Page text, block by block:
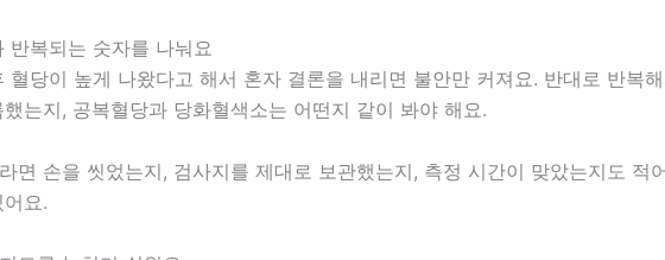
반복되는 숫자를 나눠요
혈당이 높게 나왔다고 해서 혼자 결론을 내리면 불안만 커져요. 반대로 반복
는지, 공복혈당과 당화혈색소는 어떤지 같이 봐야 해요.
면 손을 씻었는지, 검사지를 제대로 보관했는지, 측정 시간이 맞았는지도
요.